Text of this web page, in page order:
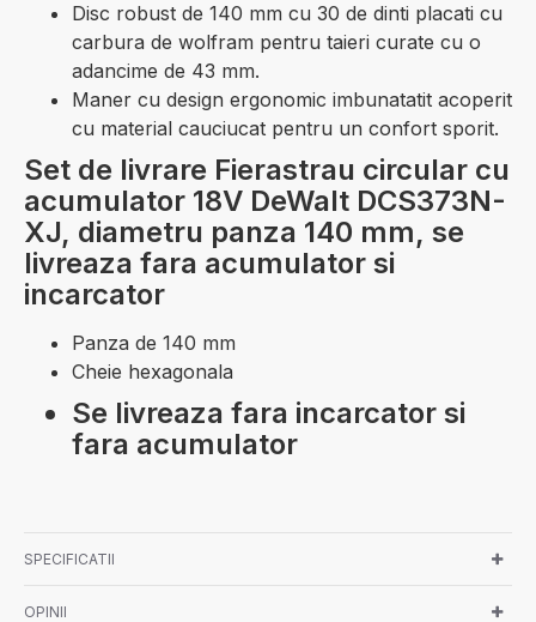
Disc robust de 140 mm cu 30 de dinti placati cu
carbura de wolfram pentru taieri curate cu o
adancime de 43 mm.
Maner cu design ergonomic imbunatatit acoperit
cu material cauciucat pentru un confort sporit.
Set de livrare Fierastrau circular cu
acumulator 18V DeWalt DCS373N-
XJ, diametru panza 140 mm, se
livreaza fara acumulator si
incarcator
Panza de 140 mm
Cheie hexagonala
Se livreaza fara incarcator si
fara acumulator
SPECIFICATII
OPINII